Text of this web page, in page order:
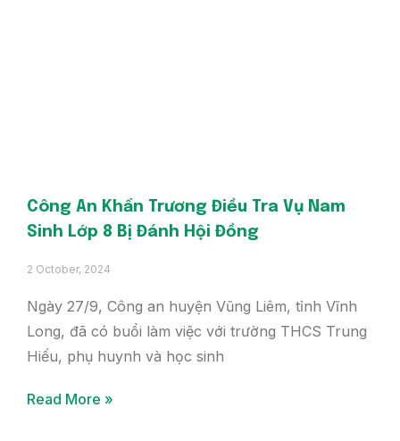
Công An Khẩn Trương Điều Tra Vụ Nam
Sinh Lớp 8 Bị Đánh Hội Đồng
2 October, 2024
Ngày 27/9, Công an huyện Vũng Liêm, tỉnh Vĩnh
Long, đã có buổi làm việc với trường THCS Trung
Hiếu, phụ huynh và học sinh
Read More »